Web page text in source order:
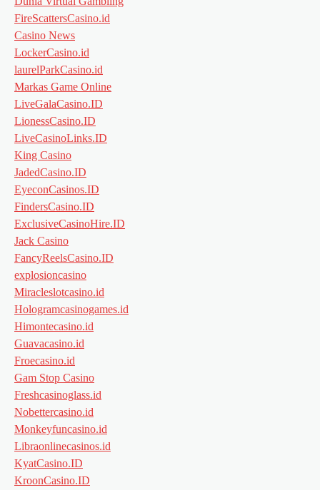
FireScattersCasino.id
Casino News
LockerCasino.id
laurelParkCasino.id
Markas Game Online
LiveGalaCasino.ID
LionessCasino.ID
LiveCasinoLinks.ID
King Casino
JadedCasino.ID
EyeconCasinos.ID
FindersCasino.ID
ExclusiveCasinoHire.ID
Jack Casino
FancyReelsCasino.ID
explosioncasino
Miracleslotcasino.id
Hologramcasinogames.id
Himontecasino.id
Guavacasino.id
Froecasino.id
Gam Stop Casino
Freshcasinoglass.id
Nobettercasino.id
Monkeyfuncasino.id
Libraonlinecasinos.id
KyatCasino.ID
KroonCasino.ID